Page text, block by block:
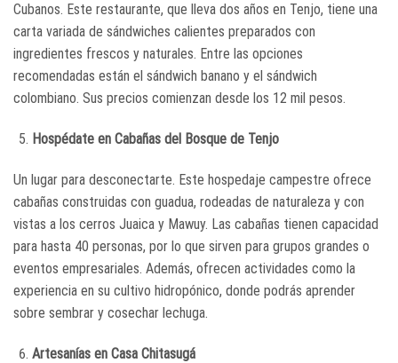
Cubanos. Este restaurante, que lleva dos años en Tenjo, tiene una
carta variada de sándwiches calientes preparados con
ingredientes frescos y naturales. Entre las opciones
recomendadas están el sándwich banano y el sándwich
colombiano. Sus precios comienzan desde los 12 mil pesos.
Hospédate en Cabañas del Bosque de Tenjo
Un lugar para desconectarte. Este hospedaje campestre ofrece
cabañas construidas con guadua, rodeadas de naturaleza y con
vistas a los cerros Juaica y Mawuy. Las cabañas tienen capacidad
para hasta 40 personas, por lo que sirven para grupos grandes o
eventos empresariales. Además, ofrecen actividades como la
experiencia en su cultivo hidropónico, donde podrás aprender
sobre sembrar y cosechar lechuga.
Artesanías en Casa Chitasugá